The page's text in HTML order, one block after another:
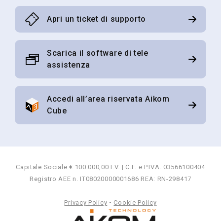
Invia
Apri un ticket di supporto
Scarica il software di tele
assistenza
Accedi all’area riservata Aikom
Cube
Capitale Sociale € 100.000,00 I.V. | C.F. e P.IVA: 03566100404
Registro AEE n. IT08020000001686 REA: RN-298417
Privacy Policy • Cookie Policy